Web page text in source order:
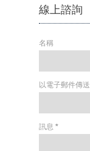
線上諮詢
名稱
以電子郵件傳送
訊息 *